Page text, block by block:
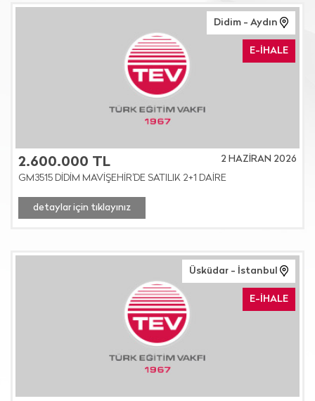
Didim - Aydın
E-İHALE
2.600.000 TL
2 HAZİRAN 2026
GM3515 DİDİM MAVİŞEHİR'DE SATILIK 2+1 DAİRE
detaylar için tıklayınız
Üsküdar - İstanbul
E-İHALE